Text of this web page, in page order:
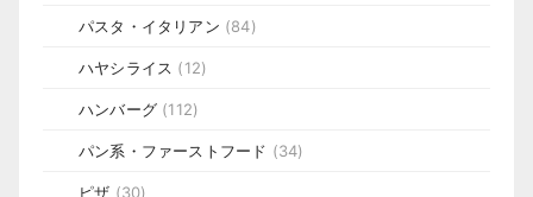
パスタ・イタリアン (84)
ハヤシライス (12)
ハンバーグ (112)
パン系・ファーストフード (34)
ピザ (30)